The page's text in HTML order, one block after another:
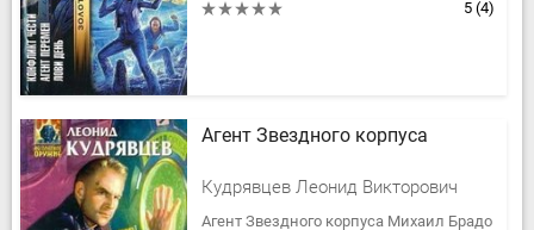
действуют Вал Кон -...
5 (4)
Агент Звездного корпуса
Кудрявцев Леонид Викторович
Агент Звездного корпуса Михаил Брадо